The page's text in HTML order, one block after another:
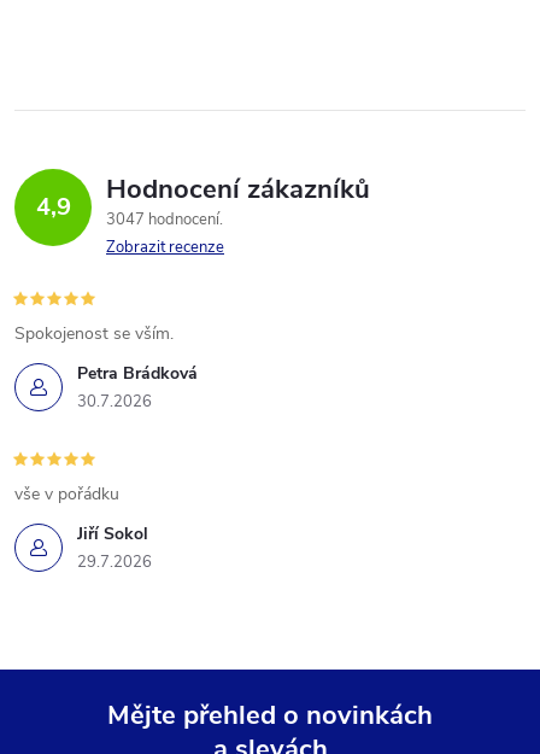
4,9 Hodnocení zákazníků
3047 hodnocení
Zobrazit recenze
Petra Brádková
30.7.2026
Spokojenost se vším.
Jiří Sokol
29.7.2026
vše v pořádku
Mějte přehled o novinkách